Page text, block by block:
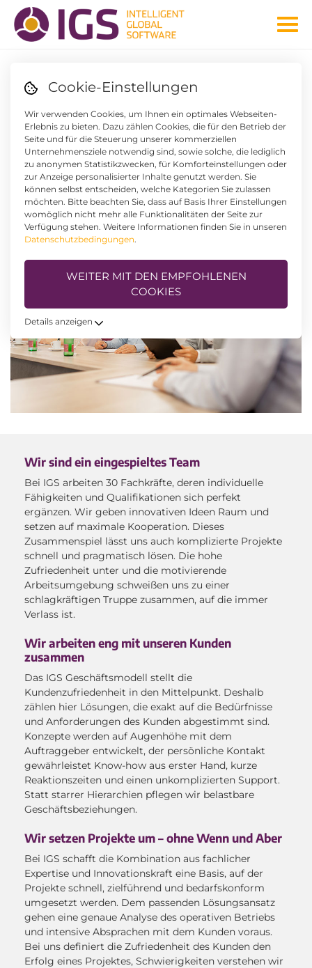
Cookie-Einstellungen
Wir verwenden Cookies, um Ihnen ein optimales Webseiten-
Erlebnis zu bieten. Dazu zählen Cookies, die für den Betrieb der
Seite und für die Steuerung unserer kommerziellen
Unternehmensziele notwendig sind, sowie solche, die lediglich
zu anonymen Statistikzwecken, für Komforteinstellungen oder
zur Anzeige personalisierter Inhalte genutzt werden. Sie
können selbst entscheiden, welche Kategorien Sie zulassen
möchten. Bitte beachten Sie, dass auf Basis Ihrer Einstellungen
womöglich nicht mehr alle Funktionalitäten der Seite zur
Verfügung stehen. Weitere Informationen finden Sie in unseren
Datenschutzbedingungen.
WEITER MIT DEN EMPFOHLENEN
COOKIES
Details anzeigen
IGS:INNOVATIV,
GANZHEITLICH,
SERVICEORIENTIERT
Wir sind ein eingespieltes Team
Bei IGS arbeiten 30 Fachkräfte, deren individuelle
Fähigkeiten und Qualifikationen sich perfekt
ergänzen. Wir geben innovativen Ideen Raum und
setzen auf maximale Kooperation. Dieses
Zusammenspiel lässt uns auch komplizierte Projekte
schnell und pragmatisch lösen. Die hohe
Zufriedenheit unter und die motivierende
Arbeitsumgebung schweißen uns zu einer
schlagkräftigen Truppe zusammen, auf die immer
Verlass ist.
Wir arbeiten eng mit unseren Kunden
zusammen
Das IGS Geschäftsmodell stellt die
Kundenzufriedenheit in den Mittelpunkt. Deshalb
zählen hier Lösungen, die exakt auf die Bedürfnisse
und Anforderungen des Kunden abgestimmt sind.
Konzepte werden auf Augenhöhe mit dem
Auftraggeber entwickelt, der persönliche Kontakt
gewährleistet Know-how aus erster Hand, kurze
Reaktionszeiten und einen unkomplizierten Support.
Statt starrer Hierarchien pflegen wir belastbare
Geschäftsbeziehungen.
Wir setzen Projekte um – ohne Wenn und Aber
Bei IGS schafft die Kombination aus fachlicher
Expertise und Innovationskraft eine Basis, auf der
Projekte schnell, zielführend und bedarfskonform
umgesetzt werden. Dem passenden Lösungsansatz
gehen eine genaue Analyse des operativen Betriebs
und intensive Absprachen mit dem Kunden voraus.
Bei uns definiert die Zufriedenheit des Kunden den
Erfolg eines Projektes, Schwierigkeiten verstehen wir